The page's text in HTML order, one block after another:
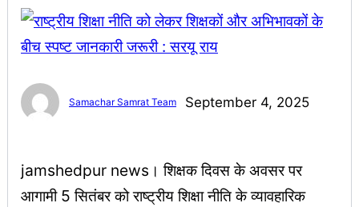
Samachar Samrat Team September 4, 2025
jamshedpur news। शिक्षक दिवस के अवसर पर
आगामी 5 सितंबर को राष्ट्रीय शिक्षा नीति के व्यावहारिक